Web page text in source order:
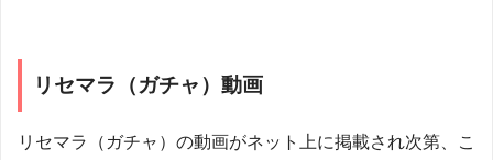
リセマラ（ガチャ）動画
リセマラ（ガチャ）の動画がネット上に掲載され次第、こ